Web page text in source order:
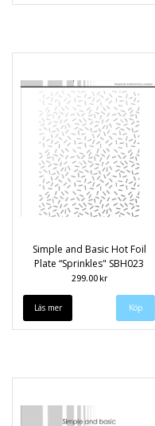
Simple and Basic Hot Foil
Plate “Sprinkles" SBH023
299.00 kr
Läs mer